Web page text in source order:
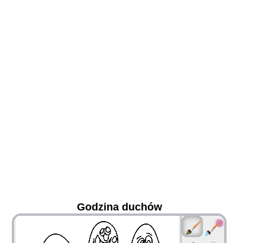
Godzina duchów